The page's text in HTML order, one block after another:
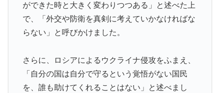
ができた時と大きく変わりつつある」と述べた上
で、「外交や防衛を真剣に考えていかなければな
らない」と呼びかけました。
さらに、ロシアによるウクライナ侵攻をふまえ、
「自分の国は自分で守るという覚悟がない国民
を、誰も助けてくれることはない」と述べまし